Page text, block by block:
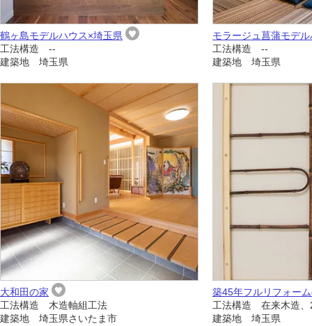
鶴ヶ島モデルハウス×埼玉県
工法構造 --
建築地 埼玉県
モラージュ菖蒲モデ
工法構造 --
建築地 埼玉県
大和田の家
工法構造 木造軸組工法
建築地 埼玉県さいたま市
築45年フルリフォー
工法構造 在来木造、
建築地 埼玉県